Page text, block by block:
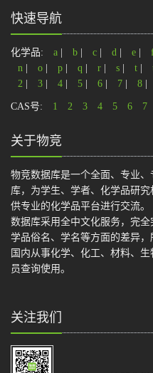
快速导航
化学品: a b c d e
n
o p q r s t
2
3 4 5 6 7 8
CAS号: 1 2 3 4 5 6 7
关于物竞
物竞数据库是一个全面、专业、
库，为学生、学者、化学品研
供专业的化学品平台进行交流。
数据库采用全中文化服务，完
学品俗名、学名等方面的差异
国内从事化学、化工、材料、
员查询使用。
关注我们